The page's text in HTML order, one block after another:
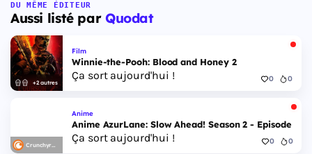
DU MÊME ÉDITEUR
Aussi listé par Quodat
+2 autres
Film
Winnie-the-Pooh: Blood and Honey 2
Ça sort aujourd'hui ! 0 0
Crunchyroll
Anime
Anime AzurLane: Slow Ahead! Season 2 - Episode 6
Ça sort aujourd'hui ! 0 0